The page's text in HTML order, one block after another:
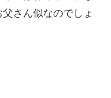
さん似なのでしょ